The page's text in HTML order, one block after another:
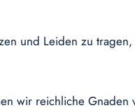
und Leiden zu
wir reichliche